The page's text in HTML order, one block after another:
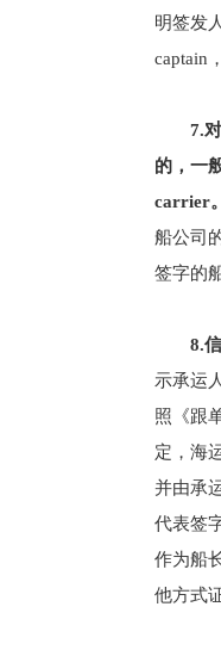
明签发
captain
7.
的，一
carrier。
船公司
签字的
8.
示承运
照《跟
定，海
并由承
代表签
作为船
他方式